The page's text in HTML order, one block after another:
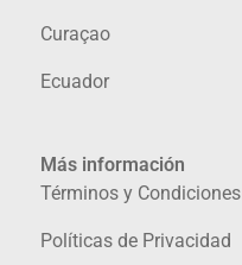
Curaçao
Ecuador
Más información
Términos y Condiciones
Políticas de Privacidad